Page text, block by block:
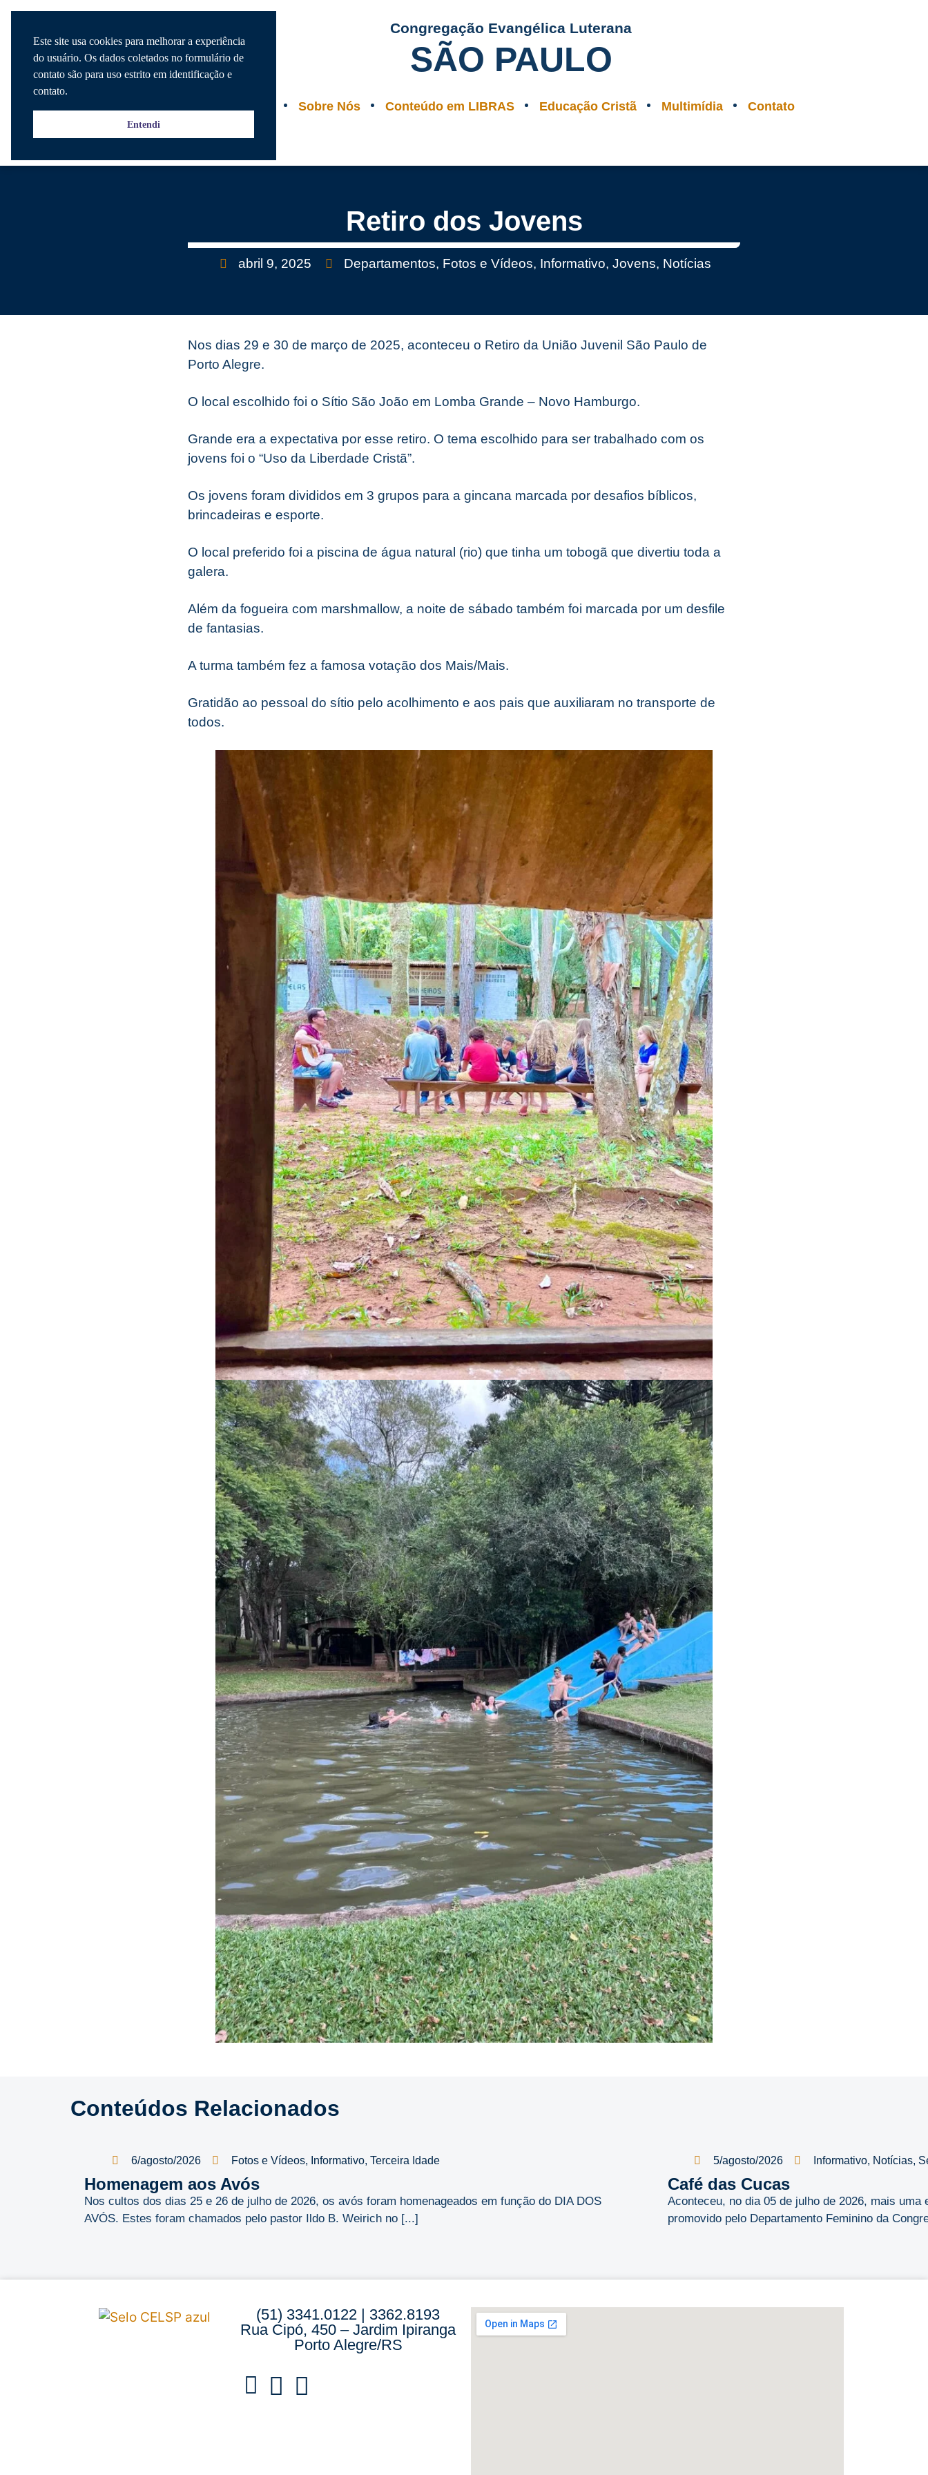
Congregação Evangélica Luterana
SÃO PAULO
Sobre Nós Conteúdo em LIBRAS Educação Cristã Multimídia Contato
Retiro dos Jovens
abril 9, 2025 Departamentos, Fotos e Vídeos, Informativo, Jovens, Notícias
Nos dias 29 e 30 de março de 2025, aconteceu o Retiro da União Juvenil São Paulo de
Porto Alegre.
O local escolhido foi o Sítio São João em Lomba Grande – Novo Hamburgo.
Grande era a expectativa por esse retiro. O tema escolhido para ser trabalhado com os
jovens foi o “Uso da Liberdade Cristã”.
Os jovens foram divididos em 3 grupos para a gincana marcada por desafios bíblicos,
brincadeiras e esporte.
O local preferido foi a piscina de água natural (rio) que tinha um tobogã que divertiu toda a
galera.
Além da fogueira com marshmallow, a noite de sábado também foi marcada por um desfile
de fantasias.
A turma também fez a famosa votação dos Mais/Mais.
Gratidão ao pessoal do sítio pelo acolhimento e aos pais que auxiliaram no transporte de
todos.
Conteúdos Relacionados
6/agosto/2026 Fotos e Vídeos, Informativo, Terceira Idade
Homenagem aos Avós
Nos cultos dos dias 25 e 26 de julho de 2026, os avós foram homenageados em função do DIA DOS
AVÓS. Estes foram chamados pelo pastor Ildo B. Weirich no [...]
5/agosto/2026 Informativo, Notícias,
Café das Cucas
Aconteceu, no dia 05 de julho de 2026, mais
promovido pelo Departamento Feminino da
(51) 3341.0122 | 3362.8193
Rua Cipó, 450 – Jardim Ipiranga
Porto Alegre/RS
Este site usa cookies para melhorar a experiência
do usuário. Os dados coletados no formulário de
contato são para uso estrito em identificação e
contato.
Entendi